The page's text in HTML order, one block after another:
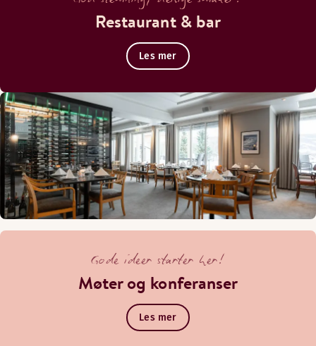
Restaurant & bar
Les mer
Gode ideer starter her!
Møter og konferanser
Les mer